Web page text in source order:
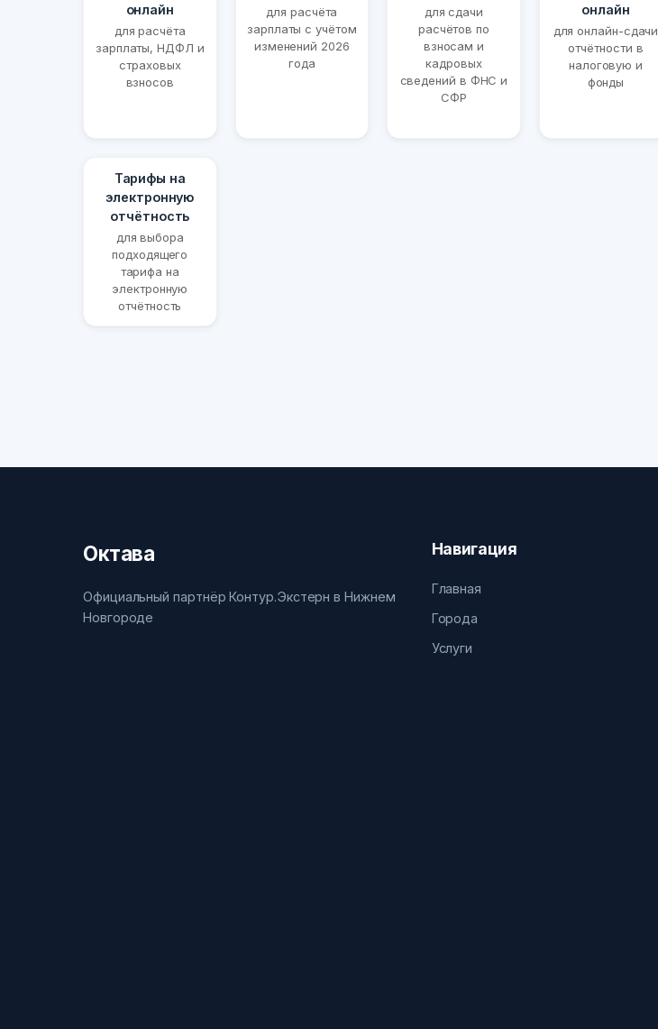
онлайн
для расчёта
зарплаты, НДФЛ и
страховых
взносов
для расчёта
зарплаты с учётом
изменений 2026
года
для сдачи
расчётов по
взносам и
кадровых
сведений в ФНС и
СФР
онлайн
для онлайн-сдачи
отчётности в
налоговую и
фонды
Тарифы на
электронную
отчётность
для выбора
подходящего
тарифа на
электронную
отчётность
Октава
Официальный партнёр Контур.Экстерн в Нижнем
Новгороде
Навигация
Главная
Города
Услуги